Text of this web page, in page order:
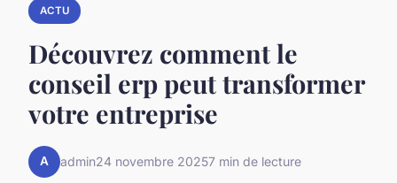
ACTU
Découvrez comment le
conseil erp peut transformer
votre entreprise
A admin24 novembre 20257 min de lecture